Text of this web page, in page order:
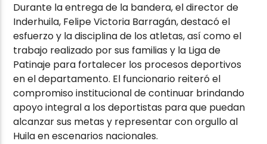
Durante la entrega de la bandera, el director de
Inderhuila, Felipe Victoria Barragán, destacó el
esfuerzo y la disciplina de los atletas, así como el
trabajo realizado por sus familias y la Liga de
Patinaje para fortalecer los procesos deportivos
en el departamento. El funcionario reiteró el
compromiso institucional de continuar brindando
apoyo integral a los deportistas para que puedan
alcanzar sus metas y representar con orgullo al
Huila en escenarios nacionales.